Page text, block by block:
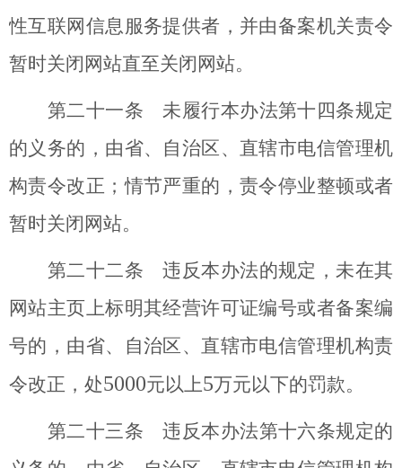
性互联网信息服务提供者，并由备案机关责令
暂时关闭网站直至关闭网站。
第二十一条 未履行本办法第十四条规定
的义务的，由省、自治区、直辖市电信管理机
构责令改正；情节严重的，责令停业整顿或者
暂时关闭网站。
第二十二条 违反本办法的规定，未在其
网站主页上标明其经营许可证编号或者备案编
号的，由省、自治区、直辖市电信管理机构责
令改正，处5000元以上5万元以下的罚款。
第二十三条 违反本办法第十六条规定的